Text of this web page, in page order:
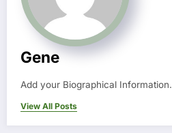
Gene
Add your Biographical Information.
View All Posts